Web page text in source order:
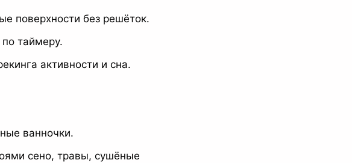
поверхности без решёток.
таймеру.
активности и сна.
ванночки.
сено, травы, сушёные